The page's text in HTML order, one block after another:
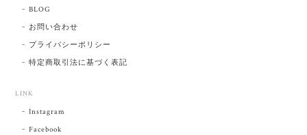
BLOG
お問い合わせ
プライバシーポリシー
特定商取引法に基づく表記
LINK
Instagram
Facebook